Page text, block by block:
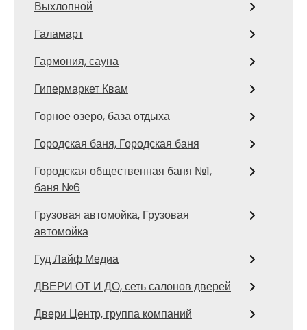
Выхлопной
Галамарт
Гармония, сауна
Гипермаркет Квам
Горное озеро, база отдыха
Городская баня, Городская баня
Городская общественная баня №1,
баня №6
Грузовая автомойка, Грузовая
автомойка
Гуд Лайф Медиа
ДВЕРИ ОТ И ДО, сеть салонов дверей
Двери Центр, группа компаний